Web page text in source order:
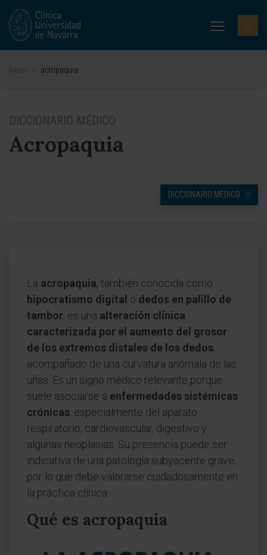
Inicio > acropaquia
DICCIONARIO MÉDICO
Acropaquia
DICCIONARIO MÉDICO
La acropaquia, también conocida como
hipocratismo digital o dedos en palillo de
tambor, es una alteración clínica
caracterizada por el aumento del grosor
de los extremos distales de los dedos,
acompañado de una curvatura anómala de las
uñas. Es un signo médico relevante porque
suele asociarse a enfermedades sistémicas
crónicas, especialmente del aparato
respiratorio, cardiovascular, digestivo y
algunas neoplasias. Su presencia puede ser
indicativa de una patología subyacente grave,
por lo que debe valorarse cuidadosamente en
la práctica clínica.
Qué es acropaquia